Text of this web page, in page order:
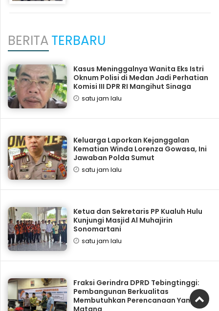
BERITATERBARU
Kasus Meninggalnya Wanita Eks Istri
Oknum Polisi di Medan Jadi Perhatian
Komisi III DPR RI Mangihut Sinaga
satu jam lalu
Keluarga Laporkan Kejanggalan
Kematian Winda Lorenza Gowasa, Ini
Jawaban Polda Sumut
satu jam lalu
Ketua dan Sekretaris PP Kualuh Hulu
Kunjungi Masjid Al Muhajirin
Sonomartani
satu jam lalu
Fraksi Gerindra DPRD Tebingtinggi:
Pembangunan Berkualitas
Membutuhkan Perencanaan Yang